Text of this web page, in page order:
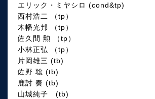
エリック・ミヤシロ (cond&tp)
西村浩二 （tp）
木幡光邦 （tp）
佐久間 勲 （tp）
小林正弘 （tp）
片岡雄三 (tb)
佐野 聡 (tb)
鹿討 奏 (tb)
山城純子 (tb)